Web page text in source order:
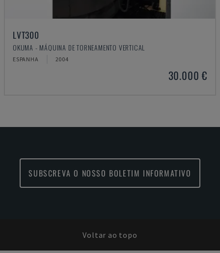
LVT300
OKUMA - MÁQUINA DE TORNEAMENTO VERTICAL
ESPANHA 2004
30.000 €
SUBSCREVA O NOSSO BOLETIM INFORMATIVO
Voltar ao topo